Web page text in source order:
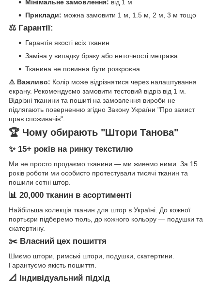
Мінімальне замовлення: від 1 м
Приклади: можна замовити 1 м, 1.5 м, 2 м, 3 м тощо
⚖️ Гарантії:
Гарантія якості всіх тканин
Заміна у випадку браку або неточності метража
Тканина не повинна бути розкроєна
⚠️ Важливо: Колір може відрізнятися через налаштування
екрану. Рекомендуємо замовити тестовий відріз від 1 м.
Відрізні тканини та пошиті на замовлення вироби не
підлягають поверненню згідно Закону України "Про захист
прав споживачів".
🏆 Чому обирають "Штори Танова"
✨ 15+ років на ринку текстилю
Ми не просто продаємо тканини — ми живемо ними. За 15
років роботи ми особисто протестували тисячі тканин та
пошили сотні штор.
📊 20,000 тканин в асортименті
Найбільша колекція тканин для штор в Україні. До кожної
портьєри підберемо тюль, до кожного кольору — подушки та
скатертину.
✂️ Власний цех пошиття
Шиємо штори, римські штори, подушки, скатертини.
Гарантуємо якість пошиття.
📐 Індивідуальний підхід